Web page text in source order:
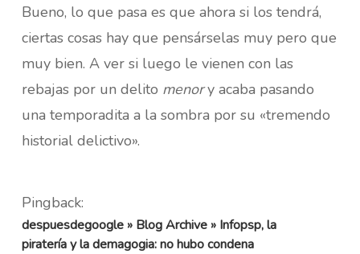
Bueno, lo que pasa es que ahora si los tendrá,
ciertas cosas hay que pensárselas muy pero que
muy bien. A ver si luego le vienen con las
rebajas por un delito menory acaba pasando
una temporadita a la sombra por su «tremendo
historial delictivo».
Pingback:
despuesdegoogle » Blog Archive » Infopsp, la
piratería y la demagogia: no hubo condena